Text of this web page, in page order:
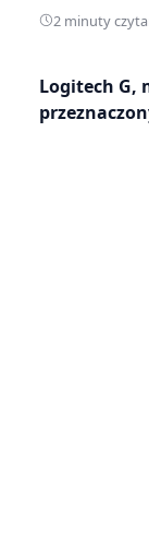
2 minuty
Logitech G,